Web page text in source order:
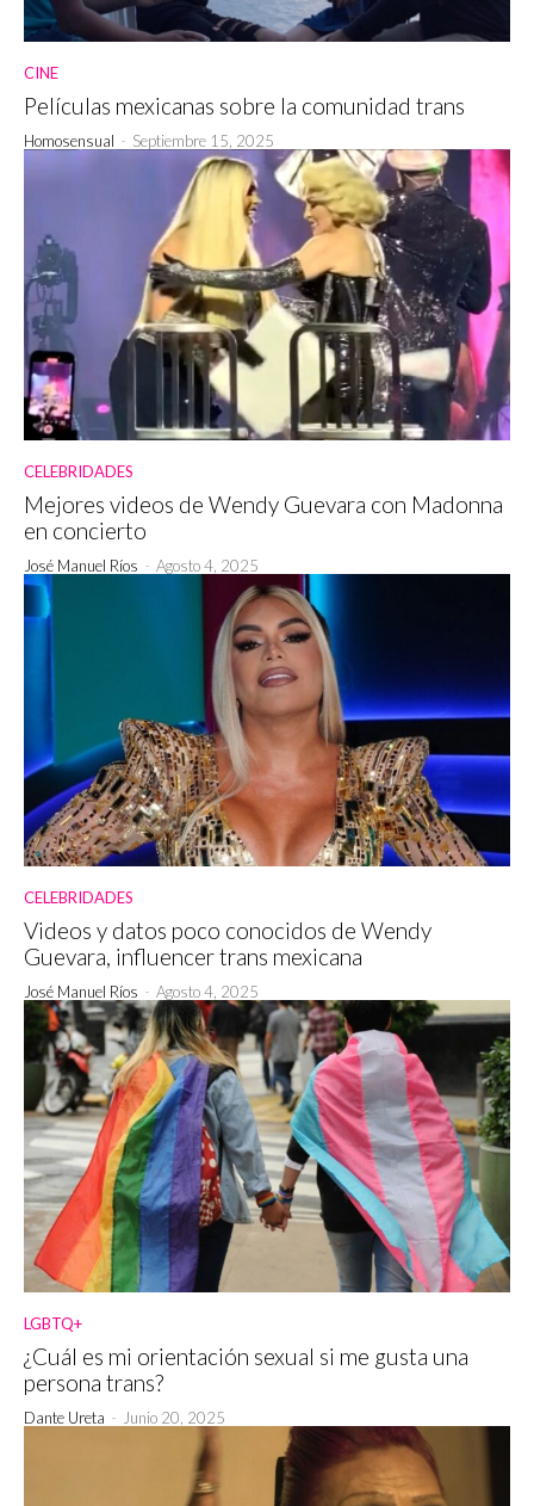
CINE
Películas mexicanas sobre la comunidad trans
Homosensual - Septiembre 15, 2025
CELEBRIDADES
Mejores videos de Wendy Guevara con Madonna
en concierto
José Manuel Ríos - Agosto 4, 2025
CELEBRIDADES
Videos y datos poco conocidos de Wendy
Guevara, influencer trans mexicana
José Manuel Ríos - Agosto 4, 2025
LGBTQ+
¿Cuál es mi orientación sexual si me gusta una
persona trans?
Dante Ureta - Junio 20, 2025